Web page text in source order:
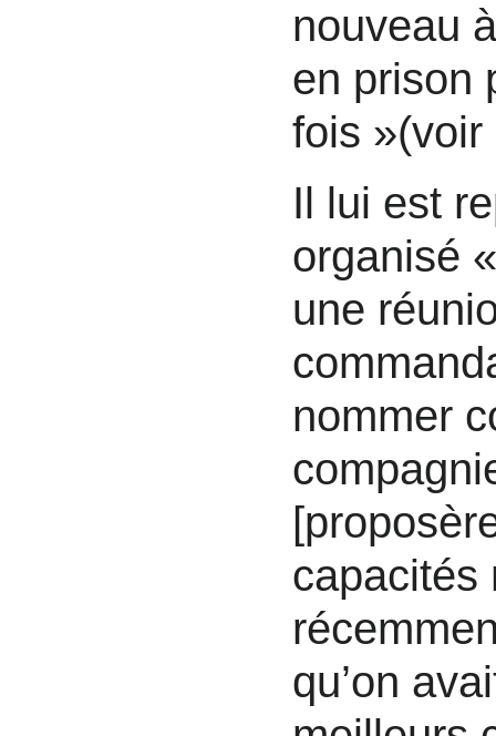
nouveau
en prison
fois »(voir
Il lui est
organisé
une
nommer
capacités
qu’on